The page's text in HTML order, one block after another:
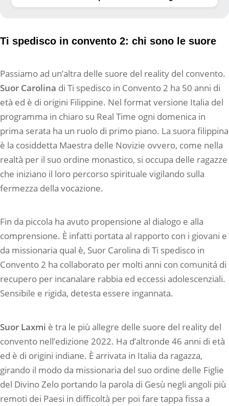
Ti spedisco in convento 2: chi sono le suore
Passiamo ad un’altra delle suore del reality del convento.
Suor Carolina di Ti spedisco in Convento 2 ha 50 anni di
età ed è di origini Filippine. Nel format versione Italia del
programma in chiaro su Real Time ogni domenica in
prima serata ha un ruolo di primo piano. La suora filippina
è la cosiddetta Maestra delle Novizie ovvero, come nella
realtà per il suo ordine monastico, si occupa delle ragazze
che iniziano il loro percorso spirituale vigilando sulla
fermezza della vocazione.
Fin da piccola ha avuto propensione al dialogo e alla
comprensione. È infatti portata al rapporto con i giovani e
da missionaria qual è, Suor Carolina di Ti spedisco in
Convento 2 ha collaborato per molti anni con comunitá di
recupero per incanalare rabbia ed eccessi adolescenziali.
Sensibile e rigida, detesta essere ingannata.
Suor Laxmi è tra le più allegre delle suore del reality del
convento nell’edizione 2022. Ha d’altronde 46 anni di età
ed è di origini indiane. È arrivata in Italia da ragazza,
girando il modo da missionaria del suo ordine delle Figlie
del Divino Zelo portando la parola di Gesù negli angoli più
remoti dei Paesi in difficoltà per poi fare tappa fissa a